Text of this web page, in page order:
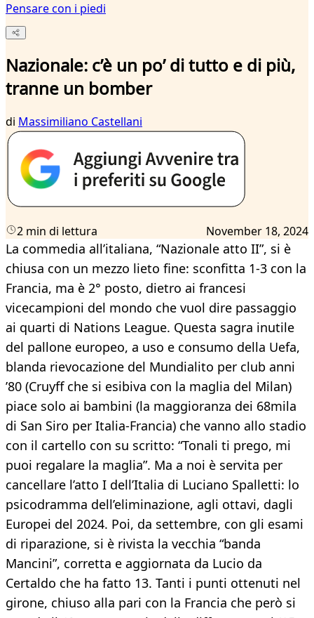
Pensare con i piedi
Nazionale: c’è un po’ di tutto e di più,
tranne un bomber
di Massimiliano Castellani
2 min di lettura November 18, 2024
La commedia all’italiana, “Nazionale atto II”, si è
chiusa con un mezzo lieto fine: sconfitta 1-3 con la
Francia, ma è 2° posto, dietro ai francesi
vicecampioni del mondo che vuol dire passaggio
ai quarti di Nations League. Questa sagra inutile
del pallone europeo, a uso e consumo della Uefa,
blanda rievocazione del Mundialito per club anni
’80 (Cruyff che si esibiva con la maglia del Milan)
piace solo ai bambini (la maggioranza dei 68mila
di San Siro per Italia-Francia) che vanno allo stadio
con il cartello con su scritto: “Tonali ti prego, mi
puoi regalare la maglia”. Ma a noi è servita per
cancellare l’atto I dell’Italia di Luciano Spalletti: lo
psicodramma dell’eliminazione, agli ottavi, dagli
Europei del 2024. Poi, da settembre, con gli esami
di riparazione, si è rivista la vecchia “banda
Mancini”, corretta e aggiornata da Lucio da
Certaldo che ha fatto 13. Tanti i punti ottenuti nel
girone, chiuso alla pari con la Francia che però si